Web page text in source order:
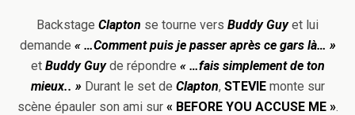
Backstage Clapton se tourne vers Buddy Guy et lui
demande « …Comment puis je passer après ce gars là… »
et Buddy Guyde répondre « …fais simplement de ton
mieux.. » Durant le set de Clapton, STEVIE monte sur
scène épauler son ami sur « BEFORE YOU ACCUSE ME ».